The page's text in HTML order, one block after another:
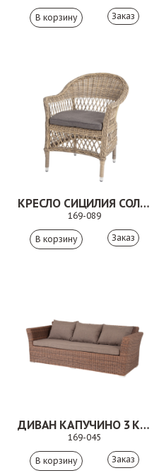
Заказ
КРЕСЛО СИЦИЛИЯ СОЛОМЕННЫЙ
169-089
Заказ
ДИВАН КАПУЧИНО 3 КОРИЧНЕВЫЙ
169-045
Заказ